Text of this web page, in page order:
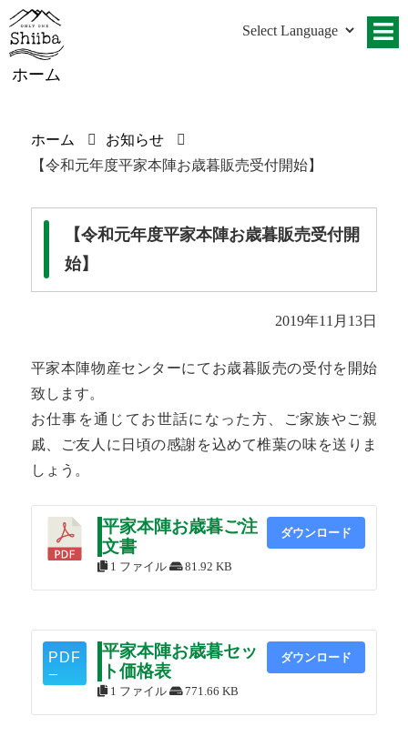
ホーム
ホーム
お知らせ
【令和元年度平家本陣お歳暮販売受付開始】
【令和元年度平家本陣お歳暮販売受付開
始】
2019年11月13日
平家本陣物産センターにてお歳暮販売の受付を開始
致します。
お仕事を通じてお世話になった方、ご家族やご親
戚、ご友人に日頃の感謝を込めて椎葉の味を送りま
しょう。
平家本陣お歳暮ご注
文書
1 ファイル 81.92 KB
ダウンロード
平家本陣お歳暮セッ
ト価格表
1 ファイル 771.66 KB
ダウンロード